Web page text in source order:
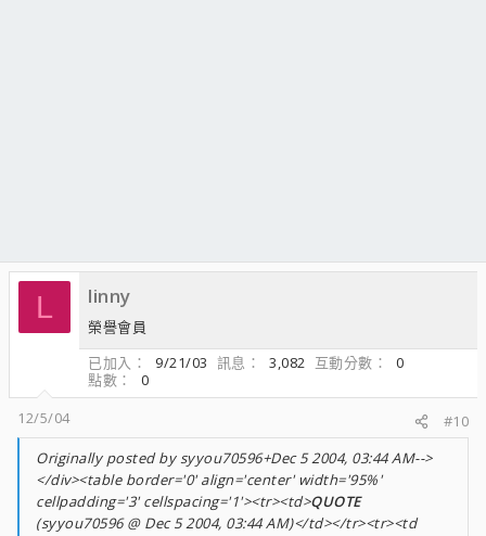
L linny
榮譽會員
已加入
9/21/03 訊息 3,082 互動分數
0
點數
0
12/5/04
#10
Originally posted by syyou70596+Dec 5 2004, 03:44 AM-->
</div><table border='0' align='center' width='95%'
cellpadding='3' cellspacing='1'><tr><td>QUOTE
(syyou70596 @ Dec 5 2004, 03:44 AM)</td></tr><tr><td